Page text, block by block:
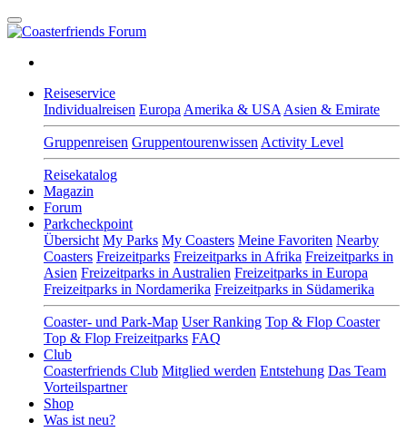
Reiseservice
Individualreisen Europa Amerika & USA Asien & Emirate
Gruppenreisen Gruppentourenwissen Activity Level
Reisekatalog
Magazin
Forum
Parkcheckpoint
Übersicht My Parks My Coasters Meine Favoriten Nearby
Coasters Freizeitparks Freizeitparks in Afrika Freizeitparks in
Asien Freizeitparks in Australien Freizeitparks in Europa
Freizeitparks in Nordamerika Freizeitparks in Südamerika
Coaster- und Park-Map User Ranking Top & Flop Coaster
Top & Flop Freizeitparks FAQ
Club
Coasterfriends Club Mitglied werden Entstehung Das Team
Vorteilspartner
Shop
Was ist neu?